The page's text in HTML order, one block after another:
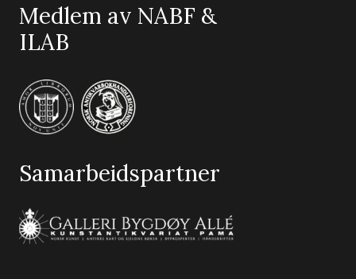
Medlem av NABF &
ILAB
Samarbeidspartner